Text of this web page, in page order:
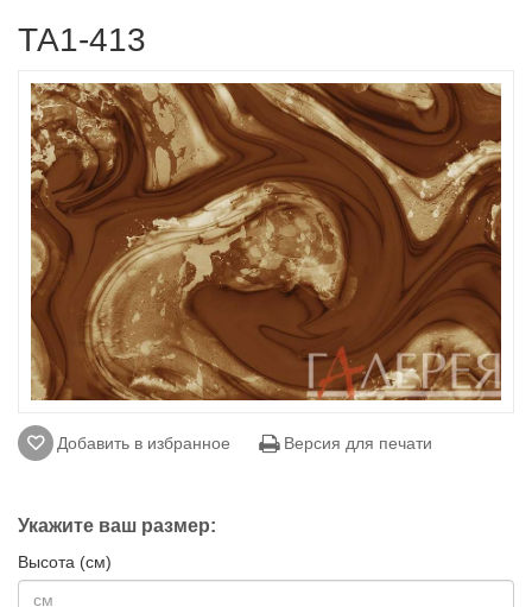
ТА1-413
Добавить в избранное Версия для печати
Укажите ваш размер:
Высота (см)